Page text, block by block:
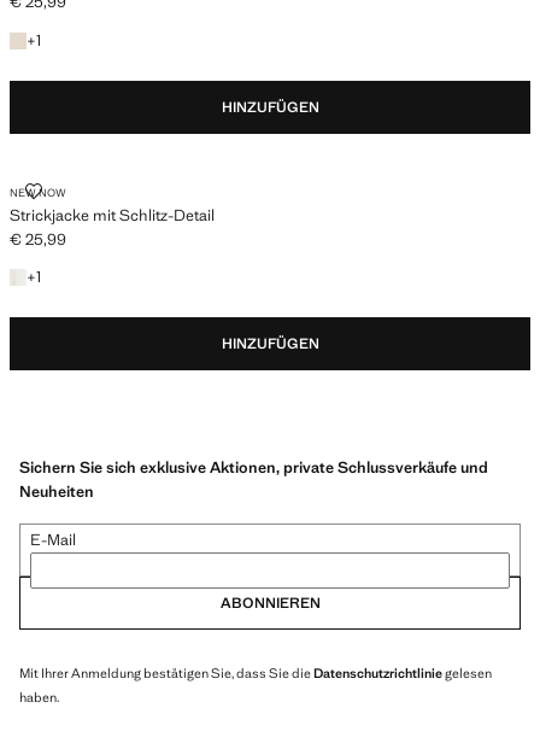
Aktueller Preis [€ 25,99 ]
+1
+ 1 Farbe
HINZUFÜGEN
NEW NOW
Strickjacke mit Schlitz-Detail
STRICKJACKE MIT SCHLITZ-DETAIL
Aktueller Preis [€ 25,99 ]
€ 25,99
+1
+ 1 Farbe
HINZUFÜGEN
Sichern Sie sich exklusive Aktionen, private Schlussverkäufe und
Neuheiten
E-Mail
ABONNIEREN
Mit Ihrer Anmeldung bestätigen Sie, dass Sie dieDatenschutzrichtliniegelesen
haben.